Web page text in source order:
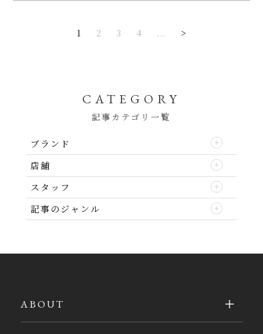
1 2 3 4 ... >
CATEGORY
記事カテゴリ一覧
ブランド
店舗
スタッフ
記事のジャンル
ABOUT